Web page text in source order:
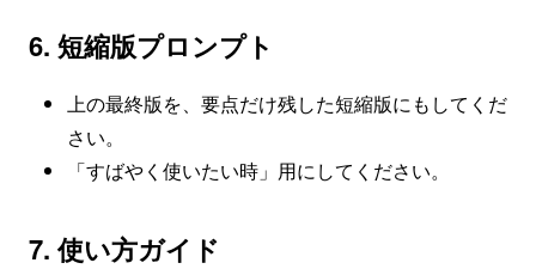
6. 短縮版プロンプト
上の最終版を、要点だけ残した短縮版にもしてくだ
さい。
「すばやく使いたい時」用にしてください。
7. 使い方ガイド